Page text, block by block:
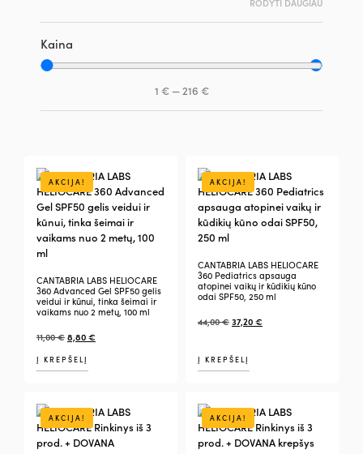
Kaina
1 €— 216 €
AKCIJA!
CANTABRIA LABS HELIOCARE
360 Advanced Gel SPF50 gelis
veidui ir kūnui, tinka šeimai ir
vaikams nuo 2 metų, 100 ml
11,00€8,80€
Į KREPŠELĮ
AKCIJA!
CANTABRIA LABS HELIOCARE
360 Pediatrics apsauga
atopinei vaikų ir kūdikių kūno
odai SPF50, 250 ml
44,00€37,20€
Į KREPŠELĮ
AKCIJA! AKCIJA!